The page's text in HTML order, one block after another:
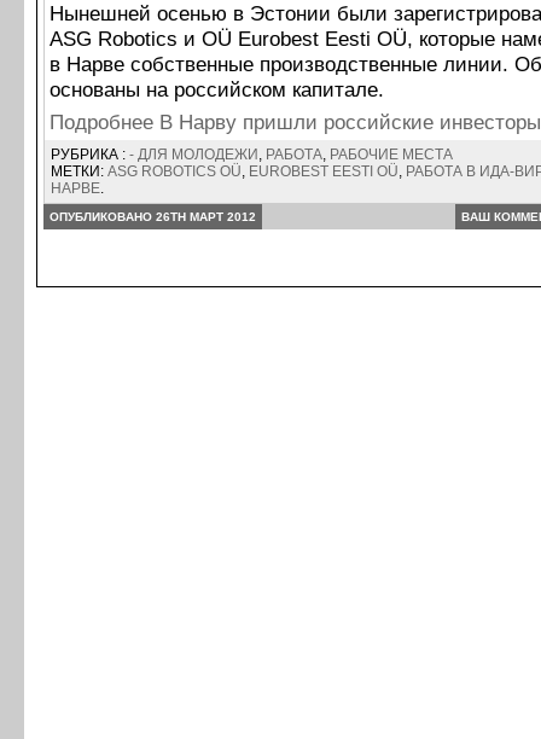
Нынешней осенью в Эстонии были
ASG Robotiсs и OÜ Eurobest Eesti OÜ, которые
в Нарве собственные производственные линии.
основаны на российском капитале.
Подробнее В Нарву пришли российские
РУБРИКА : - ДЛЯ МОЛОДЕЖИ , РАБОТА, РАБОЧИЕ МЕСТА
МЕТКИ: ASG ROBOTIСS OÜ, EUROBEST EESTI OÜ, РАБОТА В ИДА-
НАРВЕ.
ОПУБЛИКОВАНО 26TH МАРТ 2012 ВАШ